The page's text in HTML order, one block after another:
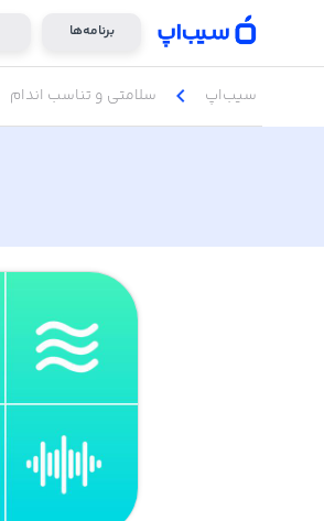
برنامه‌ها
سیب‌اپ chevron_left سلامتی و تناسب اندام